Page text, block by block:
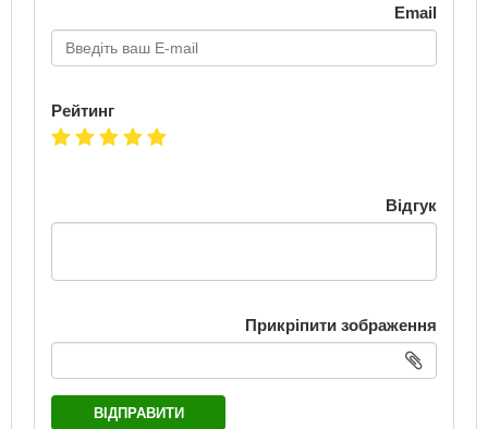
Email
Рейтинг
Відгук
Прикріпити зображення
ВІДПРАВИТИ